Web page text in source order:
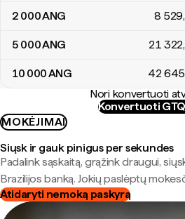
2 000ANG 8 529
5 000ANG 21 322
10 000ANG 42 645
Nori konvertuoti
Konvertuoti
MOKĖJIMAI
Siųsk ir gauk pinigus per sekundes
Padalink sąskaitą, grąžink draugui,
Brazilijos banką. Jokių paslėptų
Atidaryti nemoką paskyrą